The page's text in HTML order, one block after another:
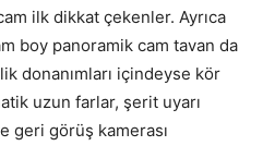
ilk dikkat çekenler. Ayrıca
boy panoramik cam tavan da
donanımları içindeyse kör
uzun farlar, şerit uyarı
geri görüş kamerası